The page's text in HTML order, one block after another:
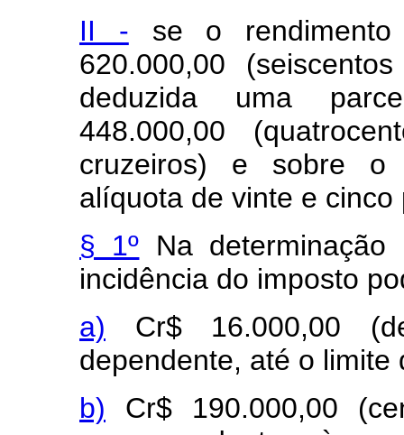
II - se o
620.000,00
deduzida uma
448.000,00
cruzeiros) e sobre o
alíquota de vinte e cinco
§ 1º Na
incidência do imposto
a) Cr$ 16.000,00
dependente, até o limite
b) Cr$ 190.000,00